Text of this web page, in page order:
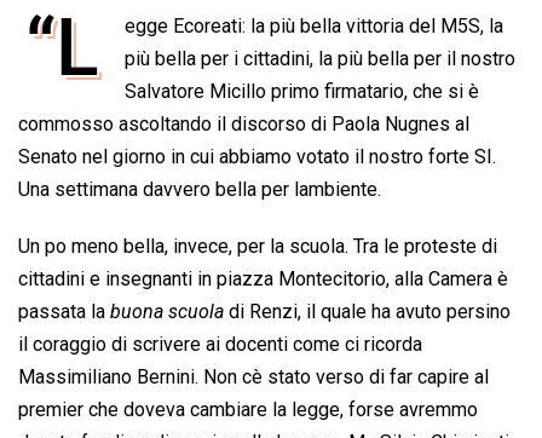
c
o
o
k
a
t
s
A
p
p
n
k
e
d
I
n
r
e
a
d
s
a
i
l
p
y
L
i
n
k
i
n
t
“L
egge Ecoreati: la più bella vittoria del M5S, la
più bella per i cittadini, la più bella per il nostro
Salvatore Micillo primo firmatario, che si è
commosso ascoltando il discorso di Paola Nugnes al
Senato nel giorno in cui abbiamo votato il nostro forte SI.
Una settimana davvero bella per lambiente.
Un po meno bella, invece, per la scuola. Tra le proteste di
cittadini e insegnanti in piazza Montecitorio, alla Camera è
passata la  buona scuola  di Renzi, il quale ha avuto persino
il coraggio di scrivere ai docenti come ci ricorda
Massimiliano Bernini. Non cè stato verso di far capire al
premier che doveva cambiare la legge, forse avremmo